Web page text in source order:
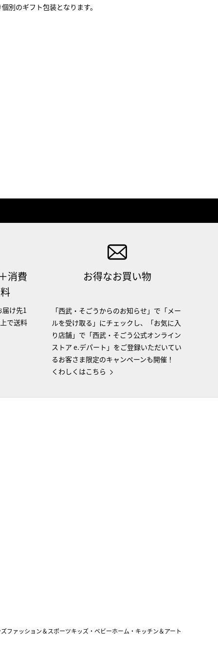
別のギフト包装となります。
消費
け先1
で送料
お得なお買い物
「西武・そごうからのお知らせ」で「メー
ルを受け取る」にチェックし、「お気に入
り店舗」で「西武・そごう公式オンライン
ストア e.デパート」をご登録いただいてい
るお客さま限定のキャンペーンも開催！
くわしくはこちら
ズファッション＆スポーツキッズ・ベビーホーム・キッチン＆アート